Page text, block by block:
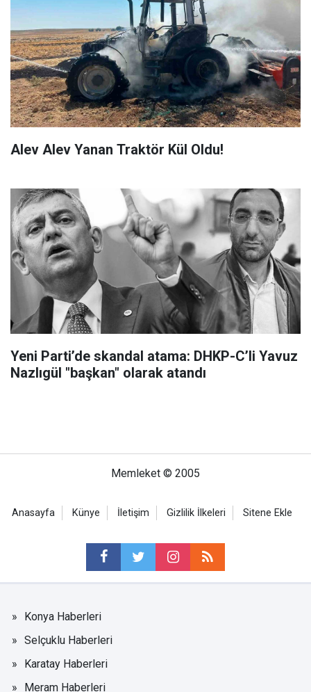
Alev Alev Yanan Traktör Kül Oldu!
Yeni Parti’de skandal atama: DHKP-C’li Yavuz
Nazlıgül "başkan" olarak atandı
Memleket © 2005
Anasayfa Künye İletişim Gizlilik İlkeleri Sitene Ekle
Konya Haberleri
Selçuklu Haberleri
Karatay Haberleri
Meram Haberleri